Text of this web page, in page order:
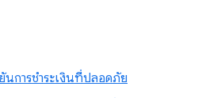
นการชำระเงินที่ปลอดภัย